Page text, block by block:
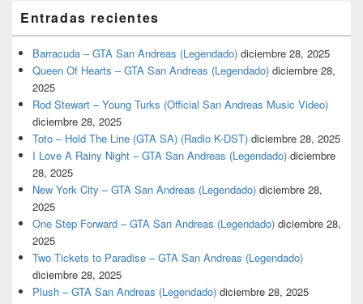
Entradas recientes
Barracuda – GTA San Andreas (Legendado) diciembre 28, 2025
Queen Of Hearts – GTA San Andreas (Legendado) diciembre 28,
2025
Rod Stewart – Young Turks (Official San Andreas Music Video)
diciembre 28, 2025
Toto – Hold The Line (GTA SA) (Radio K-DST) diciembre 28, 2025
I Love A Rainy Night – GTA San Andreas (Legendado) diciembre
28, 2025
New York City – GTA San Andreas (Legendado) diciembre 28,
2025
One Step Forward – GTA San Andreas (Legendado) diciembre 28,
2025
Two Tickets to Paradise – GTA San Andreas (Legendado)
diciembre 28, 2025
Plush – GTA San Andreas (Legendado) diciembre 28, 2025